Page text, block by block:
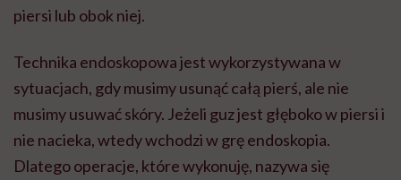
piersi lub obok niej.
Technika endoskopowa jest wykorzystywana w
sytuacjach, gdy musimy usunąć całą pierś, ale nie
musimy usuwać skóry. Jeżeli guz jest głęboko w piersi i
nie nacieka, wtedy wchodzi w grę endoskopia.
Dlatego operacje, które wykonuję, nazywa się